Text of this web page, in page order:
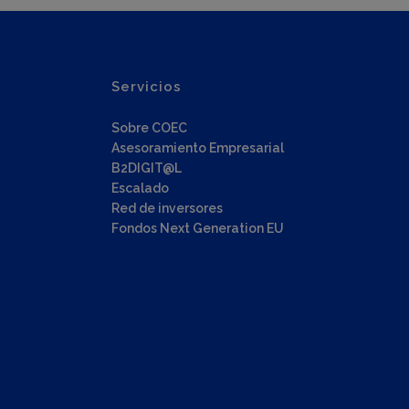
Servicios
Sobre COEC
Asesoramiento Empresarial
B2DIGIT@L
Escalado
Red de inversores
Fondos Next Generation EU